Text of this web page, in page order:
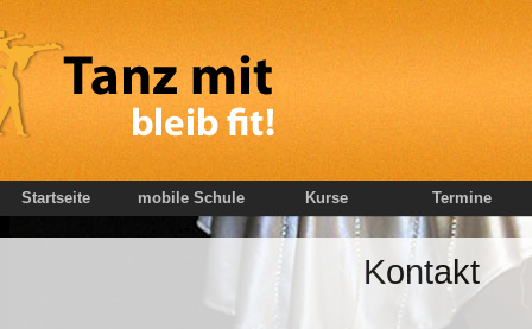
Kontakt
Startseite mobile Schule Kurse Termine